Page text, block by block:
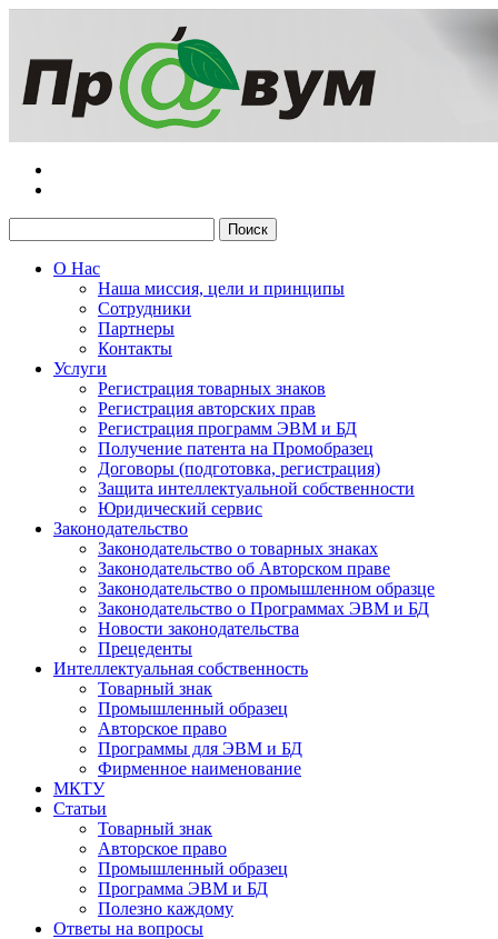
О Нас
Наша миссия, цели и принципы
Сотрудники
Партнеры
Контакты
Услуги
Регистрация товарных знаков
Регистрация авторских прав
Регистрация программ ЭВМ и БД
Получение патента на Промобразец
Договоры (подготовка, регистрация)
Защита интеллектуальной собственности
Юридический сервис
Законодательство
Законодательство о товарных знаках
Законодательство об Авторском праве
Законодательство о промышленном образце
Законодательство о Программах ЭВМ и БД
Новости законодательства
Прецеденты
Интеллектуальная собственность
Товарный знак
Промышленный образец
Авторское право
Программы для ЭВМ и БД
Фирменное наименование
МКТУ
Статьи
Товарный знак
Авторское право
Промышленный образец
Программа ЭВМ и БД
Полезно каждому
Ответы на вопросы